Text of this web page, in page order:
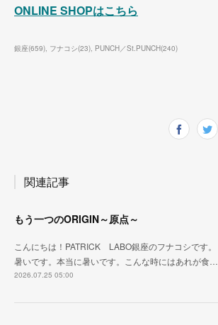
ONLINE SHOPはこちら
銀座(659) フナコシ(23) PUNCH／St.PUNCH(240)
関連記事
もう一つのORIGIN～原点～
こんにちは！PATRICK LABO銀座のフナコシです。
暑いです。本当に暑いです。こんな時にはあれが食…
2026.07.25 05:00